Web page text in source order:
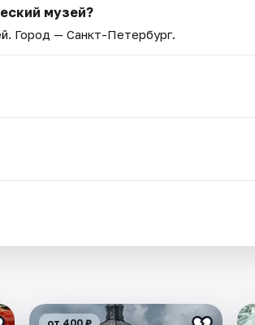
музей?
. Город — Санкт-Петербург.